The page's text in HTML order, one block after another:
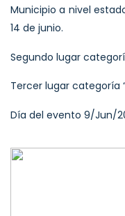
Municipio a nivel
14 de junio.
Segundo lugar
Tercer lugar categoría
Día del evento 9/Jun/